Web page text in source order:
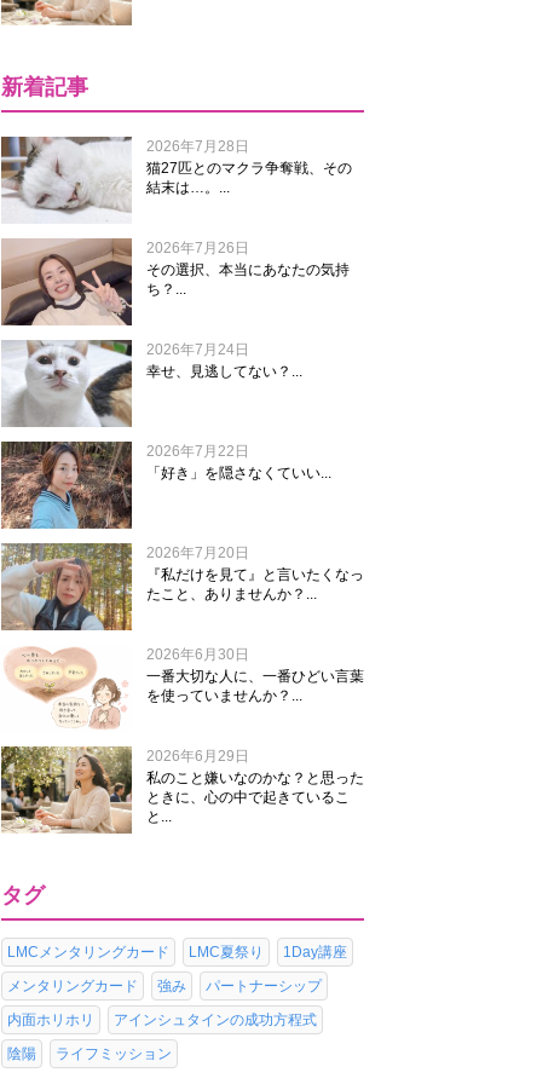
新着記事
2026年7月28日
猫27匹とのマクラ争奪戦、その
結末は…。...
2026年7月26日
その選択、本当にあなたの気持
ち？...
2026年7月24日
幸せ、見逃してない？...
2026年7月22日
「好き」を隠さなくていい...
2026年7月20日
『私だけを見て』と言いたくなっ
たこと、ありませんか？...
2026年6月30日
一番大切な人に、一番ひどい言葉
を使っていませんか？...
2026年6月29日
私のこと嫌いなのかな？と思った
ときに、心の中で起きているこ
と...
タグ
LMCメンタリングカード LMC夏祭り
1Day講座
メンタリングカード
強み
パートナーシップ
内面ホリホリ
アインシュタインの成功方程式
陰陽
ライフミッション